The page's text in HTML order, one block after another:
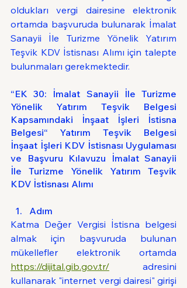
oldukları vergi dairesine elektronik
ortamda başvuruda bulunarak İmalat
Sanayii İle Turizme Yönelik Yatırım
Teşvik KDV İstisnası Alımı için talepte
bulunmaları gerekmektedir.
“EK 30: İmalat Sanayii İle Turizme
Yönelik Yatırım Teşvik Belgesi
Kapsamındaki İnşaat İşleri İstisna
Belgesi“ Yatırım Teşvik Belgesi
İnşaat İşleri KDV İstisnası Uygulaması
ve Başvuru Kılavuzu İmalat Sanayii
İle Turizme Yönelik Yatırım Teşvik
KDV İstisnası Alımı
Adım
Katma Değer Vergisi İstisna belgesi
almak için başvuruda bulunan
https://dijital.gib.gov.tr/ adresini
kullanarak "internet vergi dairesi" girişi